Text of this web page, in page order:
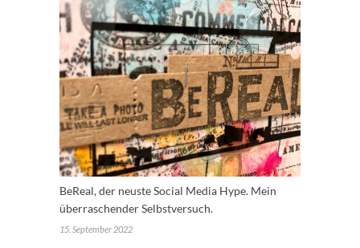
BeReal, der neuste Social Media Hype. Mein
überraschender Selbstversuch.
15. September 2022